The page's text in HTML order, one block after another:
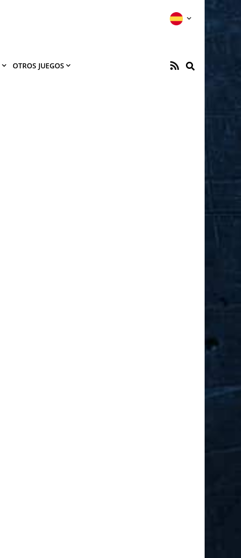
OTROS JUEGOS